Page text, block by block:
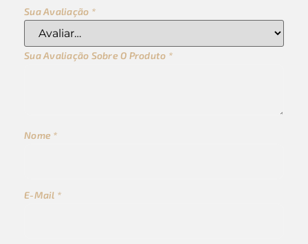
Sua Avaliação *
Sua Avaliação Sobre O Produto *
Nome *
E-Mail *